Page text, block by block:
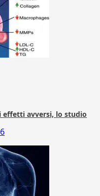
avversi, lo studio